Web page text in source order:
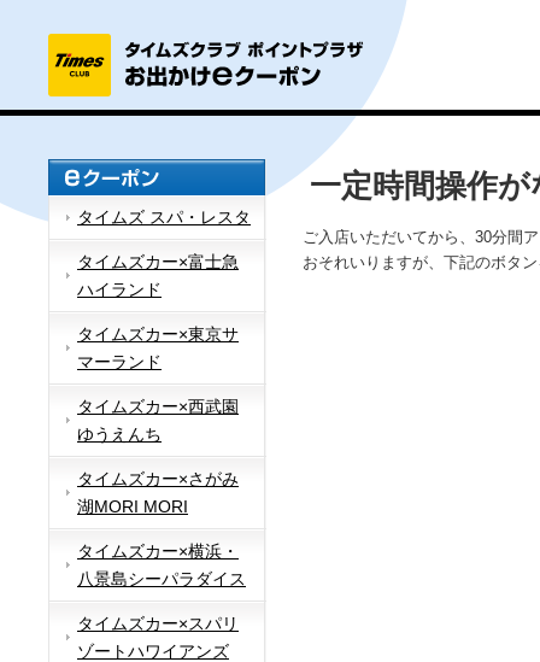
タイムズ スパ・レスタ
タイムズカー×富士急
ハイランド
タイムズカー×東京サ
マーランド
タイムズカー×西武園
ゆうえんち
タイムズカー×さがみ
湖MORI MORI
タイムズカー×横浜・
八景島シーパラダイス
タイムズカー×スパリ
ゾートハワイアンズ
一定時間操作
ご入店いただいてから、30分間
おそれいりますが、下記のボタ